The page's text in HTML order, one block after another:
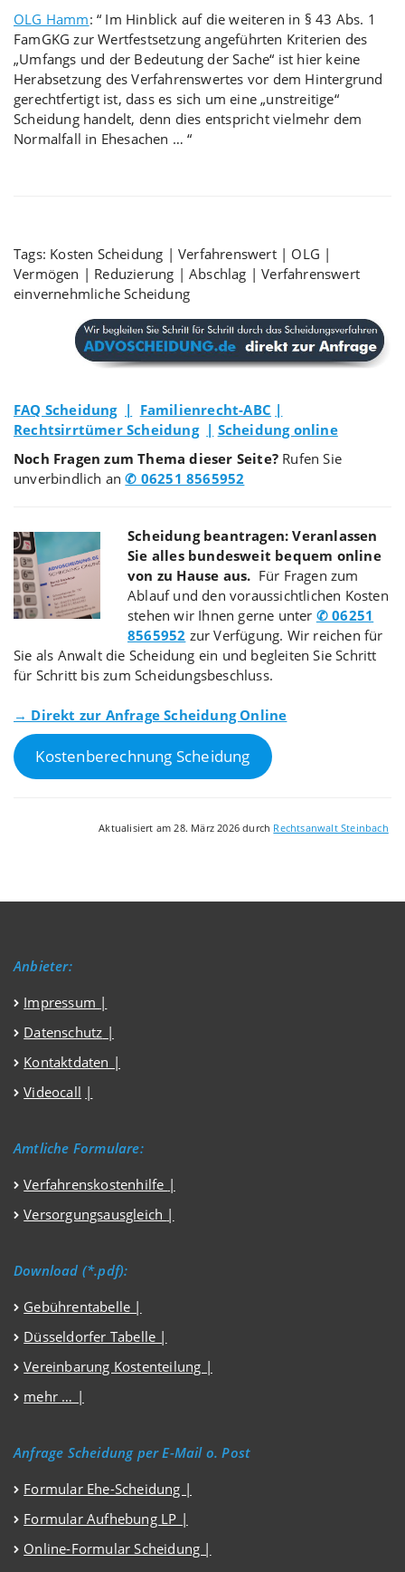
OLG Hamm: “ Im Hinblick auf die weiteren in § 43 Abs. 1
FamGKG zur Wertfestsetzung angeführten Kriterien des
„Umfangs und der Bedeutung der Sache“ ist hier keine
Herabsetzung des Verfahrenswertes vor dem Hintergrund
gerechtfertigt ist, dass es sich um eine „unstreitige“
Scheidung handelt, denn dies entspricht vielmehr dem
Normalfall in Ehesachen … “
Tags: Kosten Scheidung | Verfahrenswert | OLG |
Vermögen | Reduzierung | Abschlag | Verfahrenswert
einvernehmliche Scheidung
FAQ Scheidung | Familienrecht-ABC |
Rechtsirrtümer Scheidung | Scheidung online
Noch Fragen zum Thema dieser Seite? Rufen Sie
unverbindlich an✆ 06251 8565952
Scheidung beantragen: Veranlassen
Sie alles bundesweit bequem online
von zu Hause aus. Für Fragen zum
Ablauf und den voraussichtlichen Kosten
stehen wir Ihnen gerne unter ✆ 06251
8565952 zur Verfügung. Wir reichen für
Sie als Anwalt die Scheidung ein und begleiten Sie Schritt
für Schritt bis zum Scheidungsbeschluss.
→ Direkt zur Anfrage Scheidung Online
Kostenberechnung Scheidung
Aktualisiert am 28. März 2026 durch Rechtsanwalt Steinbach
Anbieter:
Impressum |
Datenschutz |
Kontaktdaten |
Videocall |
Amtliche Formulare:
Verfahrenskostenhilfe |
Versorgungsausgleich |
Download (*.pdf):
Gebührentabelle |
Düsseldorfer Tabelle |
Vereinbarung Kostenteilung |
mehr … |
Anfrage Scheidung per E-Mail o. Post
Formular Ehe-Scheidung |
Formular Aufhebung LP |
Online-Formular Scheidung |